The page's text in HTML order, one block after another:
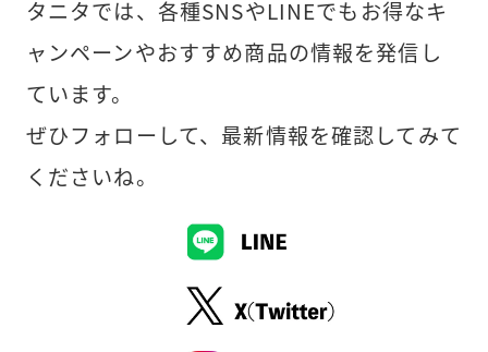
タニタでは、各種SNSやLINEでもお得なキ
ャンペーンやおすすめ商品の情報を発信し
ています。
ぜひフォローして、最新情報を確認してみて
くださいね。